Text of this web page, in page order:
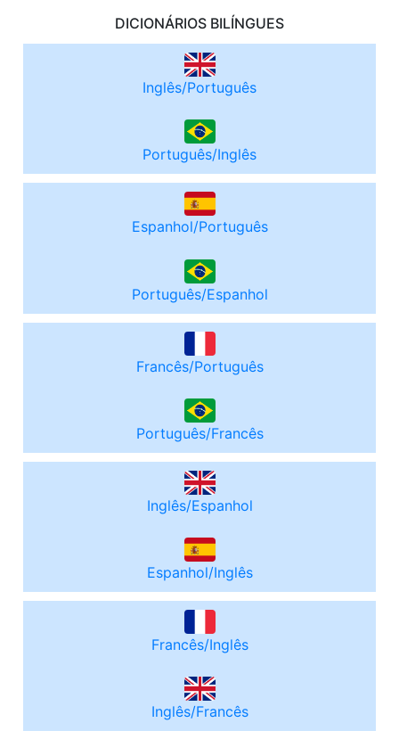
DICIONÁRIOS BILÍNGUES
Inglês/Português
Português/Inglês
Espanhol/Português
Português/Espanhol
Francês/Português
Português/Francês
Inglês/Espanhol
Espanhol/Inglês
Francês/Inglês
Inglês/Francês